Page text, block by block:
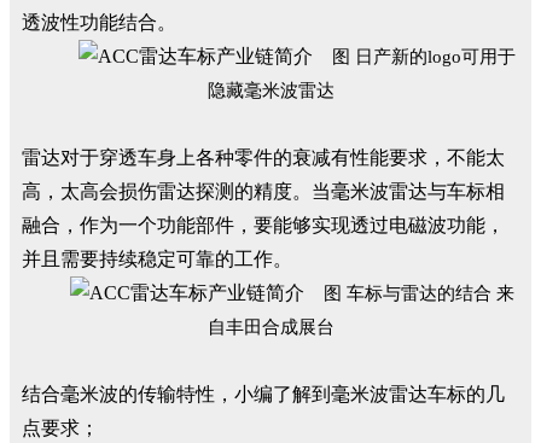
透波性功能结合。
图 日产新的logo可用于
隐藏毫米波雷达
雷达对于穿透车身上各种零件的衰减有性能要求，不能太
高，太高会损伤雷达探测的精度。当毫米波雷达与车标相
融合，作为一个功能部件，要能够实现透过电磁波功能，
并且需要持续稳定可靠的工作。
图 车标与雷达的结合 来
自丰田合成展台
结合毫米波的传输特性，小编了解到毫米波雷达车标的几
点要求；